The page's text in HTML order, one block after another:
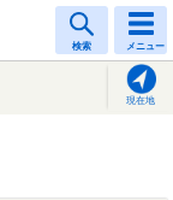
検索 メニュー
現在地